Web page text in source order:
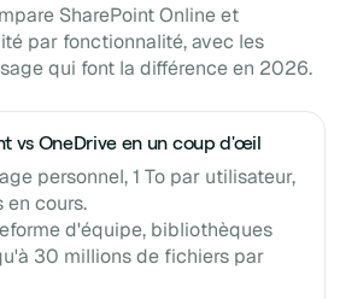
SharePoint Online et
par fonctionnalité, avec les
qui font la différence en 2026.
vs OneDrive en un coup d'œil
personnel, 1 To par utilisateur,
en cours.
d'équipe, bibliothèques
30 millions de fichiers par